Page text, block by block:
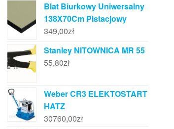
Blat Biurkowy Uniwersalny
138X70Cm Pistacjowy
349,00zł
Stanley NITOWNICA MR 55
55,80zł
Weber CR3 ELEKTOSTART
HATZ
30760,00zł